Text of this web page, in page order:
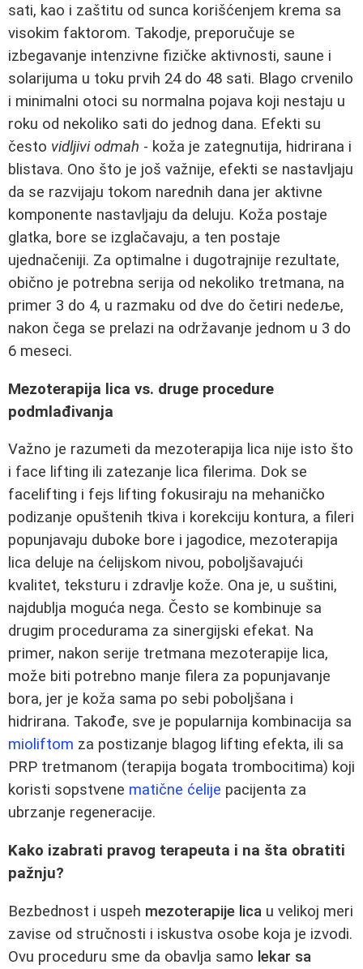
sati, kao i zaštitu od sunca korišćenjem krema sa
visokim faktorom. Takodje, preporučuje se
izbegavanje intenzivne fizičke aktivnosti, saune i
solarijuma u toku prvih 24 do 48 sati. Blago crvenilo
i minimalni otoci su normalna pojava koji nestaju u
roku od nekoliko sati do jednog dana. Efekti su
često vidljivi odmah - koža je zategnutija, hidrirana i
blistava. Ono što je još važnije, efekti se nastavljaju
da se razvijaju tokom narednih dana jer aktivne
komponente nastavljaju da deluju. Koža postaje
glatka, bore se izglačavaju, a ten postaje
ujednačeniji. Za optimalne i dugotrajnije rezultate,
obično je potrebna serija od nekoliko tretmana, na
primer 3 do 4, u razmaku od dve do četiri nedeље,
nakon čega se prelazi na održavanje jednom u 3 do
6 meseci.
Mezoterapija lica vs. druge procedure
podmlađivanja
Važno je razumeti da mezoterapija lica nije isto što
i face lifting ili zatezanje lica filerima. Dok se
facelifting i fejs lifting fokusiraju na mehaničko
podizanje opuštenih tkiva i korekciju kontura, a fileri
popunjavaju duboke bore i jagodice, mezoterapija
lica deluje na ćelijskom nivou, poboljšavajući
kvalitet, teksturu i zdravlje kože. Ona je, u suštini,
najdublja moguća nega. Često se kombinuje sa
drugim procedurama za sinergijski efekat. Na
primer, nakon serije tretmana mezoterapije lica,
može biti potrebno manje filera za popunjavanje
bora, jer je koža sama po sebi poboljšana i
hidrirana. Takođe, sve je popularnija kombinacija sa
mioliftom za postizanje blagog lifting efekta, ili sa
PRP tretmanom (terapija bogata trombocitima) koji
koristi sopstvene matične ćelije pacijenta za
ubrzanje regeneracije.
Kako izabrati pravog terapeuta i na šta obratiti
pažnju?
Bezbednost i uspeh mezoterapije lica u velikoj meri
zavise od stručnosti i iskustva osobe koja je izvodi.
Ovu proceduru sme da obavlja samo lekar sa